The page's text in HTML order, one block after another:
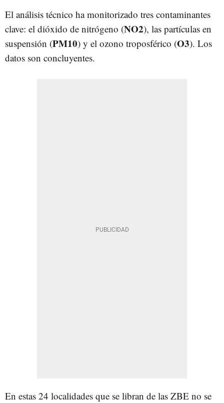
El análisis técnico ha monitorizado tres contaminantes
clave: el dióxido de nitrógeno (NO2), las partículas en
suspensión (PM10) y el ozono troposférico (O3). Los
datos son concluyentes.
En estas 24 localidades que se libran de las ZBE no se